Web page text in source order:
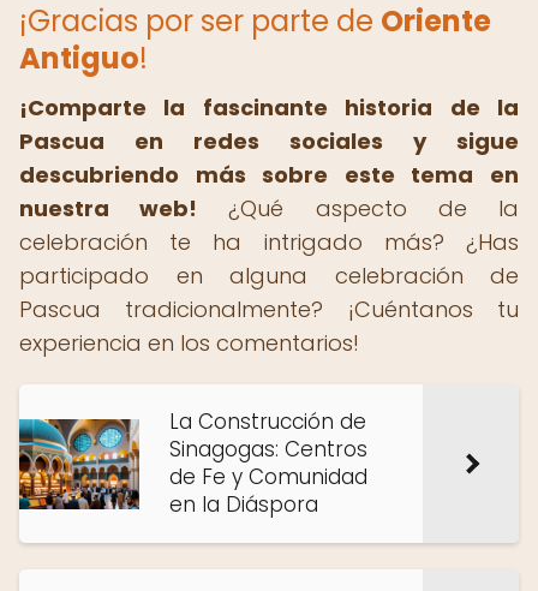
¡Gracias por ser parte de Oriente
Antiguo!
¡Comparte la fascinante historia de la
Pascua en redes sociales y sigue
descubriendo más sobre este tema en
nuestra web! ¿Qué aspecto de la
celebración te ha intrigado más? ¿Has
participado en alguna celebración de
Pascua tradicionalmente? ¡Cuéntanos tu
experiencia en los comentarios!
La Construcción de
Sinagogas: Centros
de Fe y Comunidad
en la Diáspora